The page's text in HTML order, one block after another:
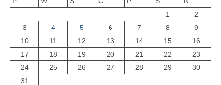
1
2
3
4 5 6 7 8
9
10
11 12 13 14 15
16
17
18 19 20 21 22
23
24
25 26 27 28 29
30
31